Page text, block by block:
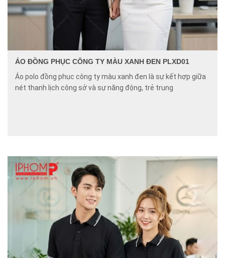
ÁO ĐỒNG PHỤC CÔNG TY MÀU XANH ĐEN PLXD01
Áo polo đồng phục công ty màu xanh đen là sự kết hợp giữa
nét thanh lịch công sở và sự năng động, trẻ trung